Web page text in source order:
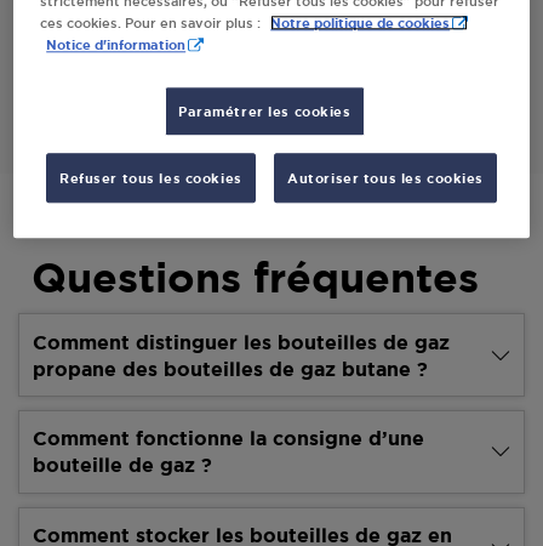
74920COMBLOUX
Questions fréquentes
Comment distinguer les bouteilles de gaz
propane des bouteilles de gaz butane ?
Comment fonctionne la consigne d’une
bouteille de gaz ?
Comment stocker les bouteilles de gaz en
ces cookies. Pour en savoir plus :
Notre politique de cookies
Notice d'information
Paramétrer les cookies
Refuser tous les cookies Autoriser tous les cookies